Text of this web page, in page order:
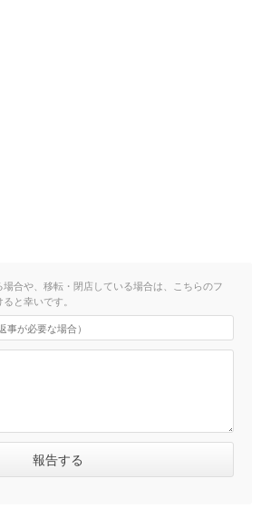
合や、移転・閉店している場合は、こちらのフ
と幸いです。